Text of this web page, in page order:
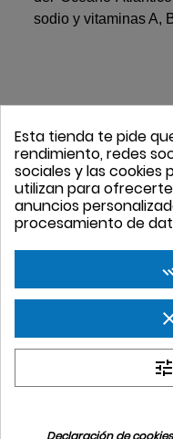
sodio y vitaminas A,
4
Esta tienda te pide
rendimiento, redes
sociales y las cookies
utilizan para
anuncios
procesamiento de
tune
Declaración de